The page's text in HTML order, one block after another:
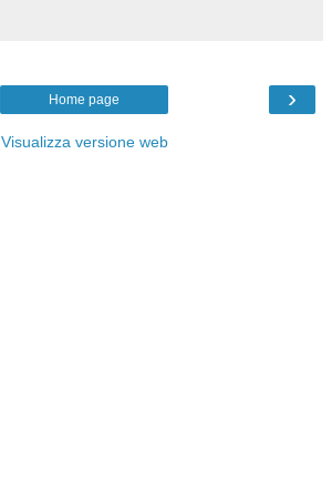
›
Home page
Visualizza versione web